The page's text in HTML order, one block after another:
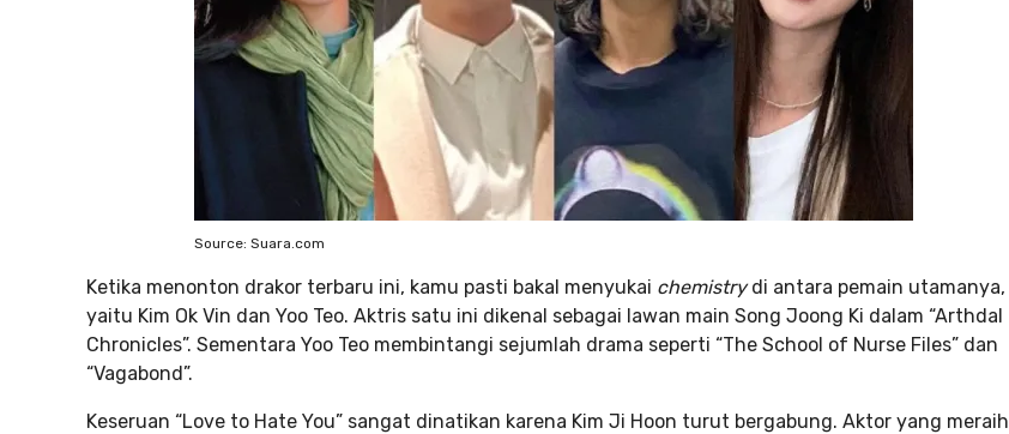
Source: Suara.com
Ketika menonton drakor terbaru ini, kamu pasti bakal menyukai chemistrydi antara pemain utamanya,
yaitu Kim Ok Vin dan Yoo Teo. Aktris satu ini dikenal sebagai lawan main Song Joong Ki dalam “Arthdal
Chronicles”. Sementara Yoo Teo membintangi sejumlah drama seperti “The School of Nurse Files” dan
“Vagabond”.
Keseruan “Love to Hate You” sangat dinatikan karena Kim Ji Hoon turut bergabung. Aktor yang meraih